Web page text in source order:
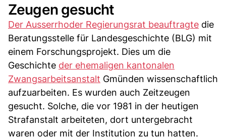
Zeugen gesucht
Der Ausserrhoder Regierungsrat beauftragte die
Beratungsstelle für Landesgeschichte (BLG) mit
einem Forschungsprojekt. Dies um die
Geschichte der ehemaligen kantonalen
Zwangsarbeitsanstalt Gmünden wissenschaftlich
aufzuarbeiten. Es wurden auch Zeitzeugen
gesucht. Solche, die vor 1981 in der heutigen
Strafanstalt arbeiteten, dort untergebracht
waren oder mit der Institution zu tun hatten.